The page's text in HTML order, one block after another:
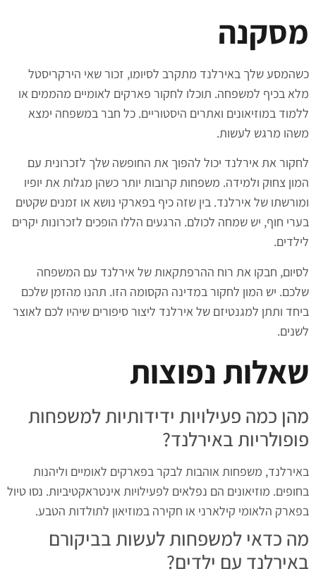
מסקנה
כשהמסע שלך באירלנד מתקרב לסיומו, זכור שאי הירקריסטל
מלא בכיף למשפחה. תוכלו לחקור פארקים לאומיים מהממים או
ללמוד במוזיאונים ואתרים היסטוריים. כל חבר במשפחה ימצא
משהו מרגש לעשות.
לחקור את אירלנד יכול להפוך את החופשה שלך לזכרונית עם
המון צחוק ולמידה. משפחות קרובות יותר כשהן מגלות את יופיו
ומורשתו של אירלנד. בין שזה כיף בפארקי נושא או זמנים שקטים
בערי חוף, יש שמחה לכולם. הרגעים הללו הופכים לזכרונות יקרים
לילדים.
לסיום, חבקו את רוח ההרפתקאות של אירלנד עם המשפחה
שלכם. יש המון לחקור במדינה הקסומה הזו. תהנו מהזמן שלכם
ביחד ותתן למגנטיזם של אירלנד ליצור סיפורים שיהיו לכם לאוצר
לשנים.
שאלות נפוצות
מהן כמה פעילויות ידידותיות למשפחות
פופולריות באירלנד?
באירלנד, משפחות אוהבות לבקר בפארקים לאומיים וליהנות
בחופים. מוזיאונים הם נפלאים לפעילויות אינטראקטיביות. נסו טיול
בפארק הלאומי קילארני או חקירה במוזיאון לתולדות הטבע.
מה כדאי למשפחות לעשות בביקורם
באירלנד עם ילדים?